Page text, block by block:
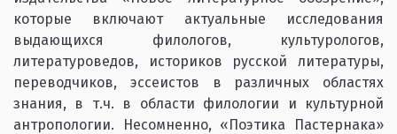
которые включают актуальные исследования
выдающихся филологов, культурологов,
литературоведов, историков русской литературы,
переводчиков, эссеистов в различных областях
знания, в т.ч. в области филологии и культурной
антропологии. Несомненно, «Поэтика Пастернака»